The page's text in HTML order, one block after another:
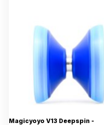
Magicyoyo V13 Deepspin -